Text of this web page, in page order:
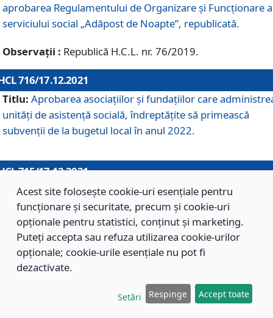
aprobarea Regulamentului de Organizare şi Funcționare
serviciului social „Adăpost de Noapte”, republicată.
Observații : Republică H.C.L. nr. 76/2019.
716/17.12.2021
Titlu: Aprobarea asociaţiilor şi fundaţiilor care
unităţi de asistenţă socială, îndreptăţite să primească
subvenţii de la bugetul local în anul 2022.
715/17.12.2021
Titlu: Aprobarea Planului de acţiuni sau lucrări de interes
local pentru anul 2022.
714/17.12.2021
Titlu: Modificarea Anexei la H.C.L. nr. 709/2020 privind
aprobarea Regulamentului de Organizare şi Funcţionare
Direcţiei de Asistenţă Socială Braşov.
Acest site folosește cookie-uri esențiale pentru
funcționare și securitate, precum și cookie-uri
opționale pentru statistici, conținut și marketing.
Puteți accepta sau refuza utilizarea cookie-urilor
opționale; cookie-urile esențiale nu pot fi
dezactivate.
Setări Respinge Accept toate